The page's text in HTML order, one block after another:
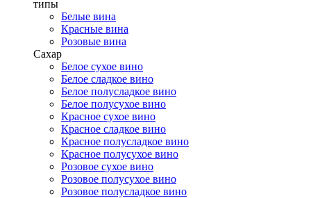
типы
Белые вина
Красные вина
Розовые вина
Сахар
Белое сухое вино
Белое сладкое вино
Белое полусладкое вино
Белое полусухое вино
Красное сухое вино
Красное сладкое вино
Красное полусладкое вино
Красное полусухое вино
Розовое сухое вино
Розовое полусухое вино
Розовое полусладкое вино